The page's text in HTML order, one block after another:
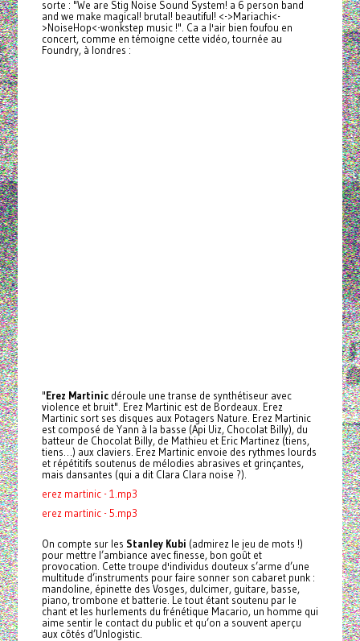
sorte : "We are Stig Noise Sound System! a 6 person band
and we make magical! brutal! beautiful! <->Mariachi<-
>NoiseHop<-wonkstep music !". Ca a l'air bien foufou en
concert, comme en témoigne cette vidéo, tournée au
Foundry, à londres :
"Erez Martinicdéroule une transe de synthétiseur avec
violence et bruit". Erez Martinic est de Bordeaux. Erez
Martinic sort ses disques aux Potagers Nature. Erez Martinic
est composé de Yann à la basse (Api Uiz, Chocolat Billy), du
batteur de Chocolat Billy, de Mathieu et Eric Martinez (tiens,
tiens…) aux claviers. Erez Martinic envoie des rythmes lourds
et répétitifs soutenus de mélodies abrasives et grinçantes,
mais dansantes (qui a dit Clara Clara noise ?).
erez martinic - 1.mp3
erez martinic - 5.mp3
On compte sur les Stanley Kubi (admirez le jeu de mots !)
pour mettre l’ambiance avec finesse, bon goût et
provocation. Cette troupe d'individus douteux s’arme d’une
multitude d’instruments pour faire sonner son cabaret punk :
mandoline, épinette des Vosges, dulcimer, guitare, basse,
piano, trombone et batterie. Le tout étant soutenu par le
chant et les hurlements du frénétique Macario, un homme qui
aime sentir le contact du public et qu’on a souvent aperçu
aux côtés d’Unlogistic.